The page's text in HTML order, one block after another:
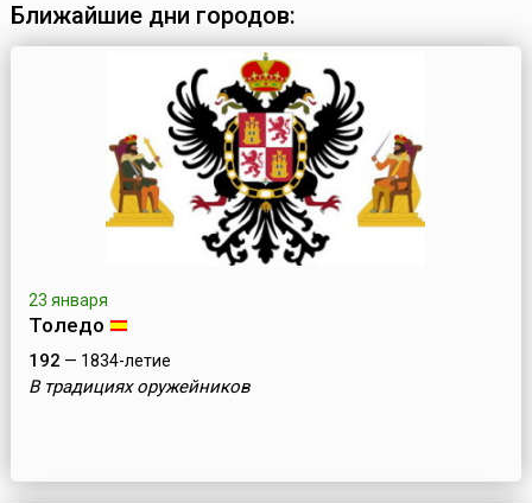
Ближайшие дни городов:
23 января
Толедо
192 — 1834-летие
В традициях оружейников